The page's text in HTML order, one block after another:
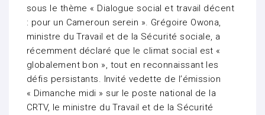
sous le thème « Dialogue social et travail décent
: pour un Cameroun serein ». Grégoire Owona,
ministre du Travail et de la Sécurité sociale, a
récemment déclaré que le climat social est «
globalement bon », tout en reconnaissant les
défis persistants. Invité vedette de l’émission
« Dimanche midi » sur le poste national de la
CRTV, le ministre du Travail et de la Sécurité